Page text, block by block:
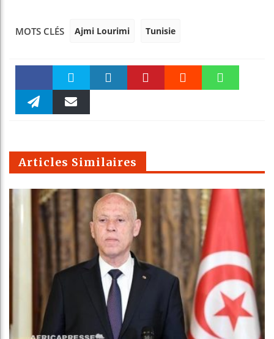
MOTS CLÉS Ajmi Lourimi Tunisie
Faceboo Twitter
m
Articles Similaires